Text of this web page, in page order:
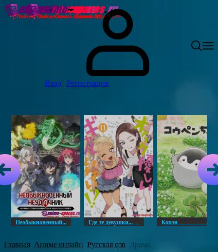
Вход | Регистрация
Необыкновенный... Где те девушки... Копэн
Главная Аниме онлайн Русская озв Драма